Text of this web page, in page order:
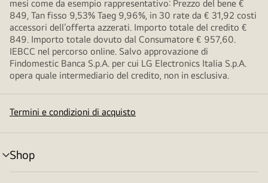
mesi come da esempio rappresentativo: Prezzo del bene €
849, Tan fisso 9,53% Taeg 9,96%, in 30 rate da € 31,92 costi
accessori dell’offerta azzerati. Importo totale del credito €
849. Importo totale dovuto dal Consumatore € 957,60.
IEBCC nel percorso online. Salvo approvazione di
Findomestic Banca S.p.A. per cui LG Electronics Italia S.p.A.
opera quale intermediario del credito, non in esclusiva.
Termini e condizioni di acquisto
Shop
Attivazione
menu